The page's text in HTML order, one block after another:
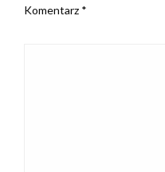
Komentarz *